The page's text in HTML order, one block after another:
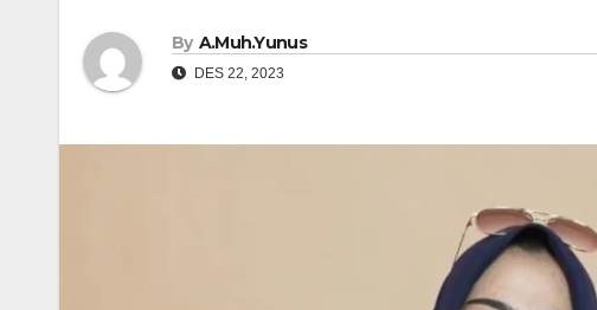
By A.Muh.Yunus
DES 22, 2023